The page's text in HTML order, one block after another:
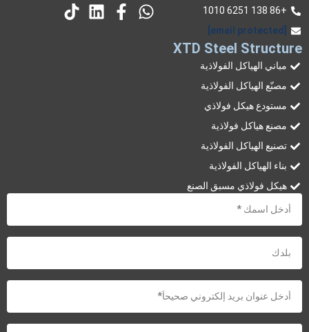
+86 138 6251 1010
XTD Steel Structure
مباني الهياكل الفولاذية
مصنّع الهياكل الفولاذية
مستودع هيكل فولاذي
مصنع هياكل فولاذية
تصنيع الهياكل الفولاذية
بناء الهياكل الفولاذية
هيكل فولاذي مسبق الصنع